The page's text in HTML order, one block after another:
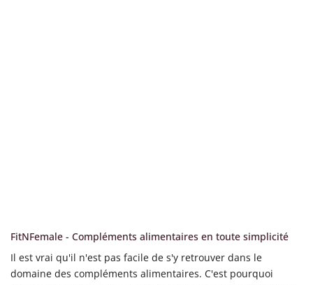
FitNFemale - Compléments alimentaires en toute simplicité
Il est vrai qu'il n'est pas facile de s'y retrouver dans le
domaine des compléments alimentaires. C'est pourquoi